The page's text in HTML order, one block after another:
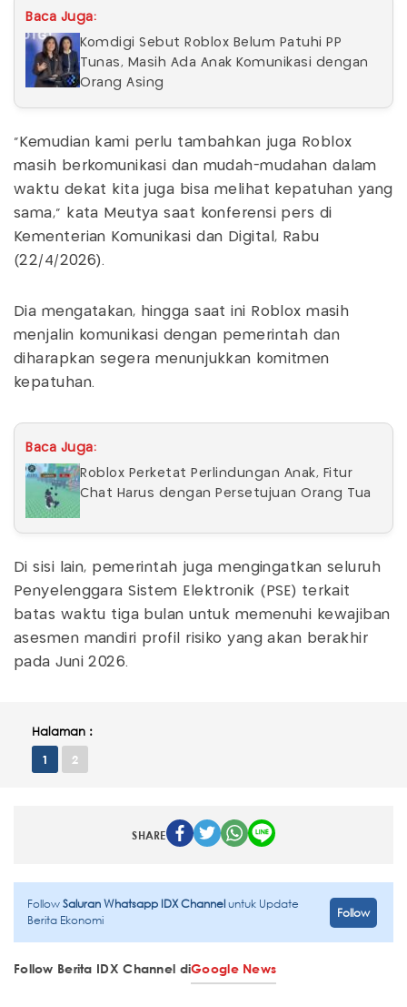
Baca Juga:
Komdigi Sebut Roblox Belum Patuhi PP
Tunas, Masih Ada Anak Komunikasi dengan
Orang Asing
“Kemudian kami perlu tambahkan juga Roblox
masih berkomunikasi dan mudah-mudahan dalam
waktu dekat kita juga bisa melihat kepatuhan yang
sama,” kata Meutya saat konferensi pers di
Kementerian Komunikasi dan Digital, Rabu
(22/4/2026).
Dia mengatakan, hingga saat ini Roblox masih
menjalin komunikasi dengan pemerintah dan
diharapkan segera menunjukkan komitmen
kepatuhan.
Baca Juga:
Roblox Perketat Perlindungan Anak, Fitur
Chat Harus dengan Persetujuan Orang Tua
Di sisi lain, pemerintah juga mengingatkan seluruh
Penyelenggara Sistem Elektronik (PSE) terkait
batas waktu tiga bulan untuk memenuhi kewajiban
asesmen mandiri profil risiko yang akan berakhir
pada Juni 2026.
Halaman :
1 2
SHARE
FollowSaluran Whatsapp IDX Channeluntuk Update
Berita Ekonomi
Follow
Follow Berita IDX Channel diGoogle News